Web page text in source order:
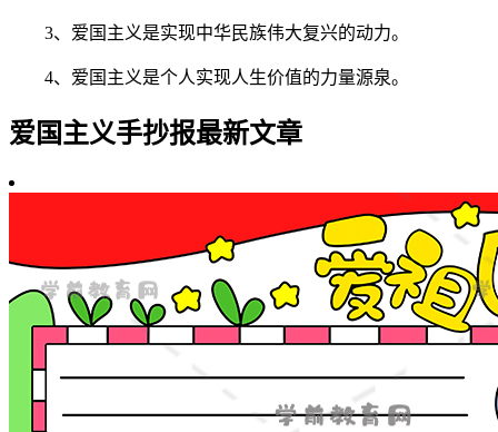
3、爱国主义是实现中华民族伟大复兴的动力。
4、爱国主义是个人实现人生价值的力量源泉。
爱国主义手抄报最新文章